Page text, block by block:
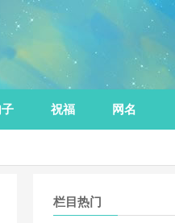
祝福 网名
栏目热门